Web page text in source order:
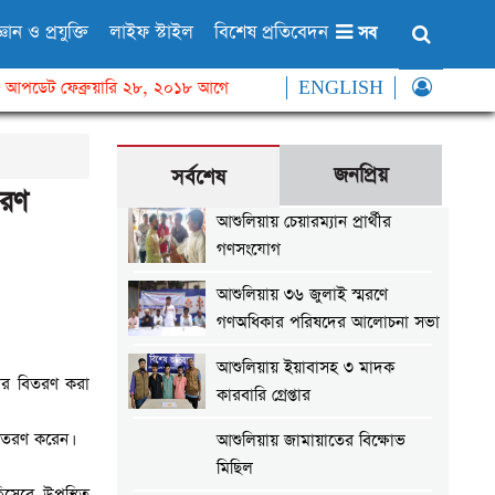
ও প্রযুক্তি লাইফ স্টাইল বিশেষ প্রতিবেদন সব
আপডেট ফেব্রুয়ারি ২৮, ২০১৮ আগে ENGLISH
বিতরণ করা
করেন।
সর্বশেষ জনপ্রিয়
আশুলিয়ায় চেয়ারম্যান প্রার্থীর
গণসংযোগ
আশুলিয়ায় ৩৬ জুলাই স্মরণে
গণঅধিকার পরিষদের আলোচনা সভা
আশুলিয়ায় ইয়াবাসহ ৩ মাদক
কারবারি গ্রেপ্তার
আশুলিয়ায় জামায়াতের বিক্ষোভ
মিছিল